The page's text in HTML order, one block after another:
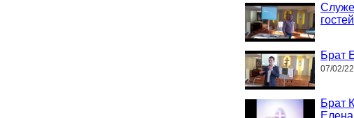
гостей
Брат
07/02/
Брат